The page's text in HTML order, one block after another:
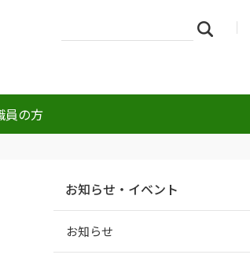
員の方
イ
細
ゲ
シ
お知らせ・イベント
お知らせ